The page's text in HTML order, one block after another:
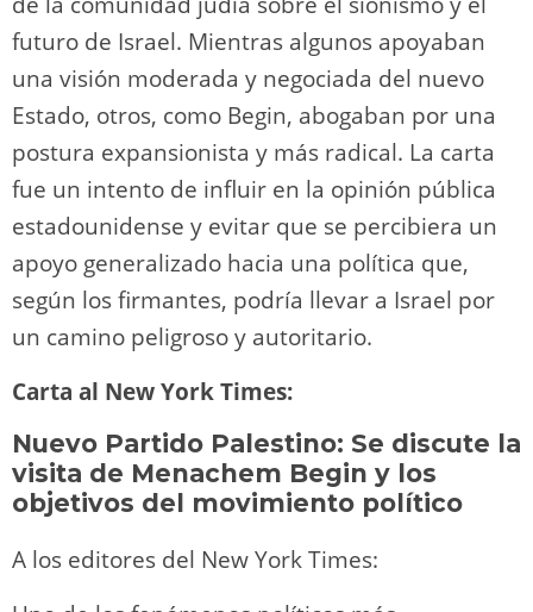
futuro de Israel. Mientras algunos apoyaban
una visión moderada y negociada del nuevo
Estado, otros, como Begin, abogaban por una
postura expansionista y más radical. La carta
fue un intento de influir en la opinión pública
estadounidense y evitar que se percibiera un
apoyo generalizado hacia una política que,
según los firmantes, podría llevar a Israel por
un camino peligroso y autoritario.
Carta al New York Times:
Nuevo Partido Palestino: Se discute la
visita de Menachem Begin y los
objetivos del movimiento político
A los editores del New York Times: